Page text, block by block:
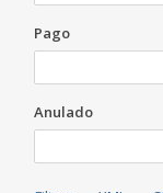
Pago
Anulado